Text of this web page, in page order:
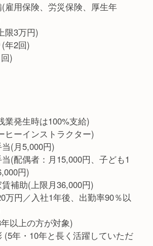
雇用保険、労災保険、厚生年
限3万円)
年2回)
)
業発生時は100%支給)
ヒーインストラクター)
(月5,000円)
(配偶者：月15,000円、子ども1
円)
補助(上限月36,000円)
万円／入社1年後、出勤率90％以
以上の方が対象)
(5年・10年と長く活躍していただ